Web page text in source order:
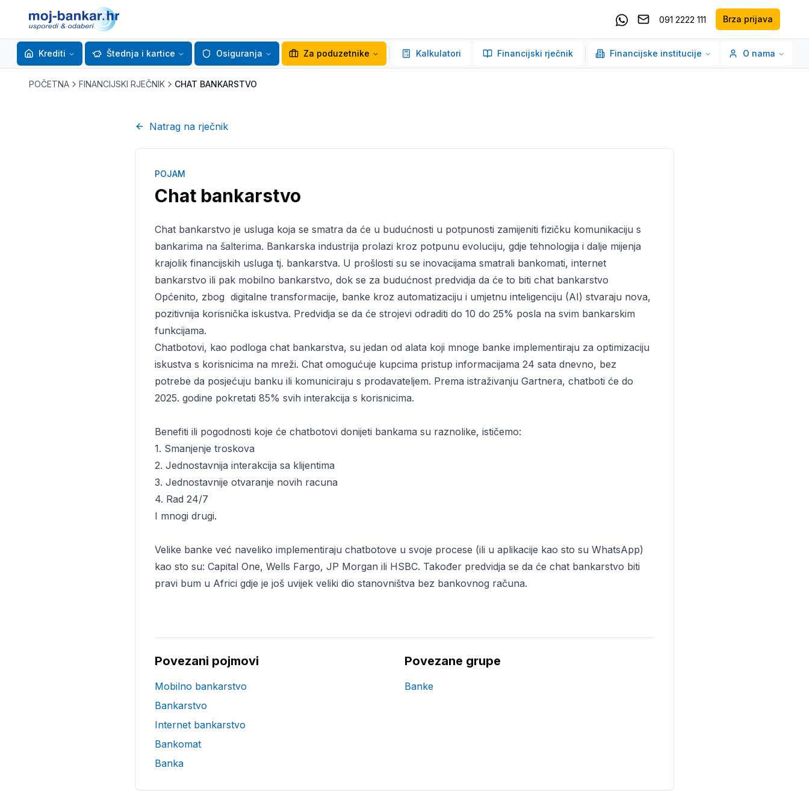
Kontaktirajte nas putem Whatsappa
091 2222 111 Brza prijava
Krediti Štednja i kartice Osiguranja Za poduzetnike Kalkulatori Financijski rječnik Financijske institucije O nama
POČETNA FINANCIJSKI RJEČNIK CHAT BANKARSTVO
Natrag na rječnik
POJAM
Chat bankarstvo
Chat bankarstvo je usluga koja se smatra da će u budućnosti u potpunosti zamijeniti fizičku komunikaciju s
bankarima na šalterima. Bankarska industrija prolazi kroz potpunu evoluciju, gdje tehnologija i dalje mijenja
krajolik financijskih usluga tj. bankarstva. U prošlosti su se inovacijama smatrali bankomati, internet
bankarstvo ili pak mobilno bankarstvo, dok se za budućnost predvidja da će to biti chat bankarstvo
Općenito, zbog digitalne transformacije, banke kroz automatizaciju i umjetnu inteligenciju (AI) stvaraju nova,
pozitivnija korisnička iskustva. Predvidja se da će strojevi odraditi do 10 do 25% posla na svim bankarskim
funkcijama.
Chatbotovi, kao podloga chat bankarstva, su jedan od alata koji mnoge banke implementiraju za optimizaciju
iskustva s korisnicima na mreži. Chat omogućuje kupcima pristup informacijama 24 sata dnevno, bez
potrebe da posjećuju banku ili komuniciraju s prodavateljem. Prema istraživanju Gartnera, chatboti će do
2025. godine pokretati 85% svih interakcija s korisnicima.
Benefiti ili pogodnosti koje će chatbotovi donijeti bankama su raznolike, ističemo:
1. Smanjenje troskova
2. Jednostavnija interakcija sa klijentima
3. Jednostavnije otvaranje novih racuna
4. Rad 24/7
I mnogi drugi.
Velike banke već naveliko implementiraju chatbotove u svoje procese (ili u aplikacije kao sto su WhatsApp)
kao sto su: Capital One, Wells Fargo, JP Morgan ili HSBC. Također predvidja se da će chat bankarstvo biti
pravi bum u Africi gdje je još uvijek veliki dio stanovništva bez bankovnog računa.
Povezani pojmovi
Mobilno bankarstvo
Bankarstvo
Internet bankarstvo
Bankomat
Banka
Povezane grupe
Banke